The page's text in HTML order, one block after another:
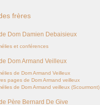
frères
Dom Damien Debaisieux
et conférences
Dom Armand Veilleux
de Dom Armand Veilleux
pages de Dom Armand veilleux
de Dom Armand veilleux (Scourmont)
Père Bernard De Give